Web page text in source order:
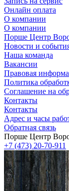
Онлайн оплата
О компании
О компании
Порше Центр
Новости и
Наша команда
Вакансии
Правовая
Политика
Соглашение на
Контакты
Контакты
Адрес и часы
Обратная связь
Порше Центр
+7 (473) 20-70-911